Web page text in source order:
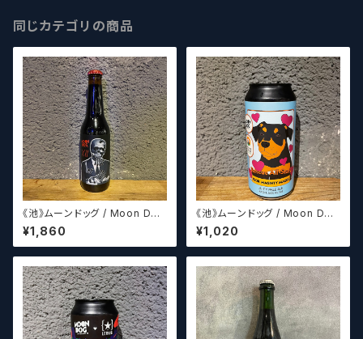
同じカテゴリの商品
《池》ムーンドッグ / Moon Dog
XII
¥1,860
《池》ムーンドッグ / Moon Dog
Rescue All Stars(パッケージ
デザイン8種からランダムに発送
させていただきます。)
¥1,020